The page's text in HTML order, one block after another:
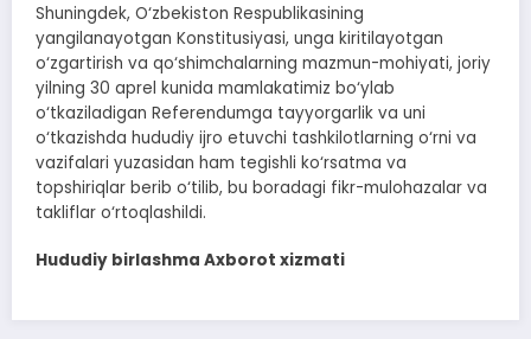
Shuningdek, O‘zbekiston Respublikasining
yangilanayotgan Konstitusiyasi, unga kiritilayotgan
o‘zgartirish va qo‘shimchalarning mazmun-mohiyati, joriy
yilning 30 aprel kunida mamlakatimiz bo‘ylab
o‘tkaziladigan Referendumga tayyorgarlik va uni
o‘tkazishda hududiy ijro etuvchi tashkilotlarning o‘rni va
vazifalari yuzasidan ham tegishli ko‘rsatma va
topshiriqlar berib o‘tilib, bu boradagi fikr-mulohazalar va
takliflar o‘rtoqlashildi.
Hududiy birlashma Axborot xizmati